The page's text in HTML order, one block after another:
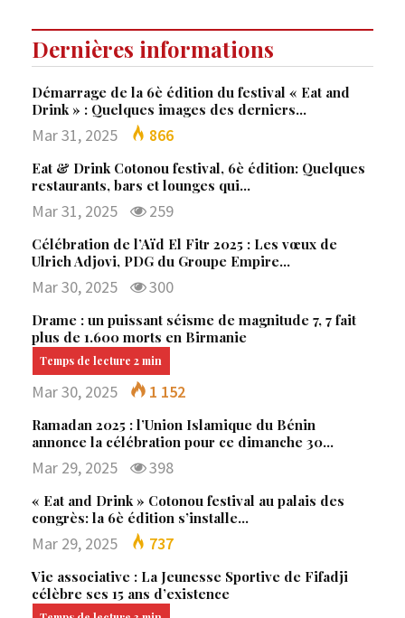
Dernières informations
Démarrage de la 6è édition du festival « Eat and
Drink » : Quelques images des derniers…
Mar 31, 2025 866
Eat & Drink Cotonou festival, 6è édition: Quelques
restaurants, bars et lounges qui…
Mar 31, 2025 259
Célébration de l’Aïd El Fitr 2025 : Les vœux de
Ulrich Adjovi, PDG du Groupe Empire…
Mar 30, 2025 300
Drame : un puissant séisme de magnitude 7, 7 fait
plus de 1.600 morts en Birmanie
Mar 30, 2025 1 152
Ramadan 2025 : l’Union Islamique du Bénin
annonce la célébration pour ce dimanche 30…
Mar 29, 2025 398
« Eat and Drink » Cotonou festival au palais des
congrès: la 6è édition s’installe…
Mar 29, 2025 737
Vie associative : La Jeunesse Sportive de Fifadji
célèbre ses 15 ans d’existence